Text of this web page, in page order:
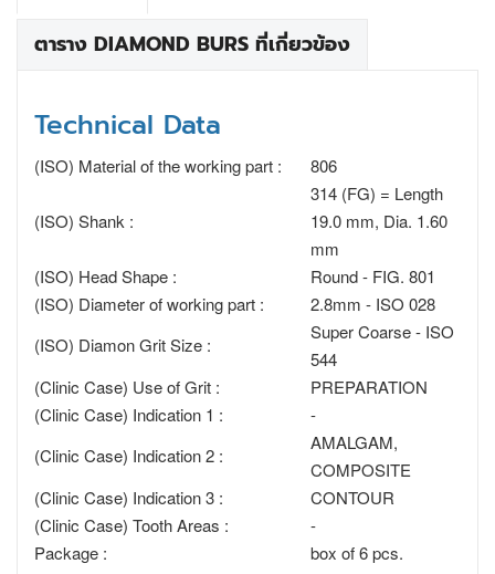
ตาราง DIAMOND BURS ที่เกี่ยวข้อง
Technical Data
(ISO) Material of the working part : 806
(ISO) Shank :
314 (FG) = Length
19.0 mm, Dia. 1.60
mm
(ISO) Head Shape :
Round - FIG. 801
(ISO) Diameter of working part :
2.8mm - ISO 028
(ISO) Diamon Grit Size :
Super Coarse - ISO
544
(Clinic Case) Use of Grit :
PREPARATION
(Clinic Case) Indication 1 :
-
(Clinic Case) Indication 2 :
AMALGAM,
COMPOSITE
(Clinic Case) Indication 3 :
CONTOUR
(Clinic Case) Tooth Areas :
-
Package :
box of 6 pcs.